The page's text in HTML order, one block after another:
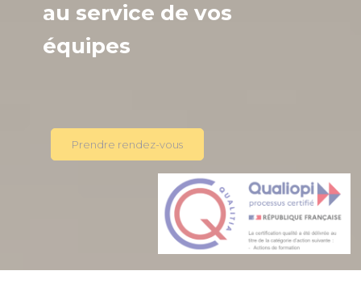
au service de vos
équipes
Prendre rendez-vous